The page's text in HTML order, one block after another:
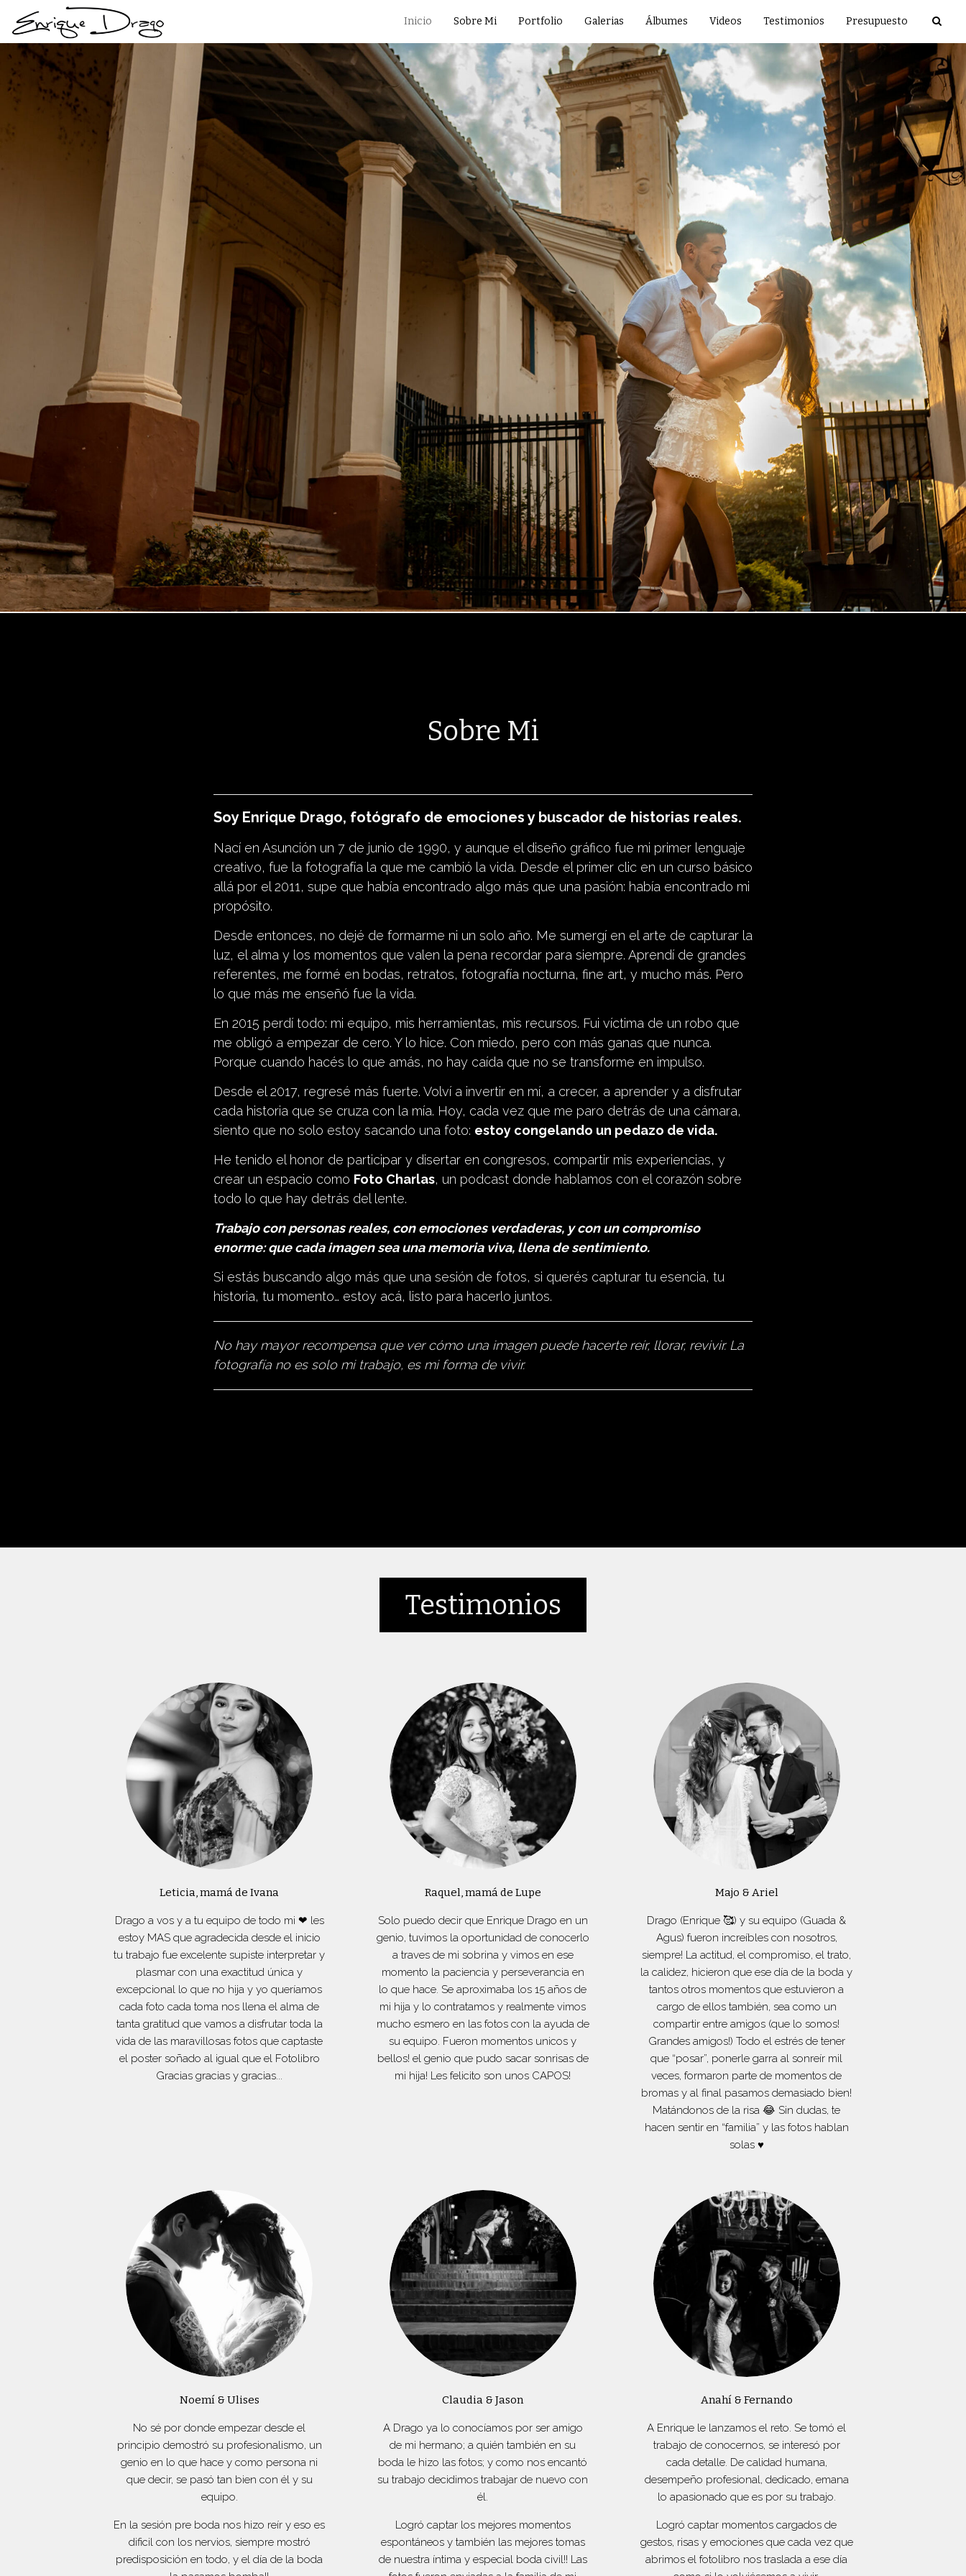
Inicio Sobre Mi Portfolio Galerias Álbumes Videos Testimonios Presupuesto
Sobre Mi
Soy Enrique Drago, fotógrafo de emociones y buscador de historias reales.
Nací en Asunción un 7 de junio de 1990, y aunque el diseño gráfico fue mi primer lenguaje
creativo, fue la fotografía la que me cambió la vida. Desde el primer clic en un curso básico
allá por el 2011, supe que había encontrado algo más que una pasión: había encontrado mi
propósito.
Desde entonces, no dejé de formarme ni un solo año. Me sumergí en el arte de capturar la
luz, el alma y los momentos que valen la pena recordar para siempre. Aprendí de grandes
referentes, me formé en bodas, retratos, fotografía nocturna, fine art, y mucho más. Pero
lo que más me enseñó fue la vida.
En 2015 perdí todo: mi equipo, mis herramientas, mis recursos. Fui víctima de un robo que
me obligó a empezar de cero. Y lo hice. Con miedo, pero con más ganas que nunca.
Porque cuando hacés lo que amás, no hay caída que no se transforme en impulso.
Desde el 2017, regresé más fuerte. Volví a invertir en mí, a crecer, a aprender y a disfrutar
cada historia que se cruza con la mía. Hoy, cada vez que me paro detrás de una cámara,
siento que no solo estoy sacando una foto: estoy congelando un pedazo de vida.
He tenido el honor de participar y disertar en congresos, compartir mis experiencias, y
crear un espacio como Foto Charlas, un podcast donde hablamos con el corazón sobre
todo lo que hay detrás del lente.
Trabajo con personas reales, con emociones verdaderas, y con un compromiso
enorme: que cada imagen sea una memoria viva, llena de sentimiento.
Si estás buscando algo más que una sesión de fotos, si querés capturar tu esencia, tu
historia, tu momento… estoy acá, listo para hacerlo juntos.
No hay mayor recompensa que ver cómo una imagen puede hacerte reír, llorar, revivir. La
fotografía no es solo mi trabajo, es mi forma de vivir.
Testimonios
Leticia, mamá de Ivana
Drago a vos y a tu equipo de todo mi ❤ les
estoy MAS que agradecida desde el inicio
tu trabajo fue excelente supiste interpretar y
plasmar con una exactitud única y
excepcional lo que no hija y yo queríamos
cada foto cada toma nos llena el alma de
tanta gratitud que vamos a disfrutar toda la
vida de las maravillosas fotos que captaste
el poster soñado al igual que el Fotolibro
Gracias gracias y gracias...
Raquel, mamá de Lupe
Solo puedo decir que Enrique Drago en un
genio, tuvimos la oportunidad de conocerlo
a traves de mi sobrina y vimos en ese
momento la paciencia y perseverancia en
lo que hace. Se aproximaba los 15 años de
mi hija y lo contratamos y realmente vimos
mucho esmero en las fotos con la ayuda de
su equipo. Fueron momentos unicos y
bellos! el genio que pudo sacar sonrisas de
mi hija! Les felicito son unos CAPOS!
Majo & Ariel
Drago (Enrique 🥰) y su equipo (Guada &
Agus) fueron increíbles con nosotros,
siempre! La actitud, el compromiso, el trato,
la calidez, hicieron que ese día de la boda y
tantos otros momentos que estuvieron a
cargo de ellos también, sea como un
compartir entre amigos (que lo somos!
Grandes amigos!) Todo el estrés de tener
que “posar”, ponerle garra al sonreír mil
veces, formaron parte de momentos de
bromas y al final pasamos demasiado bien!
Matándonos de la risa 😂 Sin dudas, te
hacen sentir en “familia” y las fotos hablan
solas ♥️
Noemí & Ulises
No sé por donde empezar desde el
principio demostró su profesionalismo, un
genio en lo que hace y como persona ni
que decir, se pasó tan bien con él y su
equipo.
En la sesión pre boda nos hizo reír y eso es
dificil con los nervios, siempre mostró
predisposición en todo, y el día de la boda
Claudia & Jason
A Drago ya lo conocíamos por ser amigo
de mi hermano; a quién también en su
boda le hizo las fotos; y como nos encantó
su trabajo decidimos trabajar de nuevo con
él.
Logró captar los mejores momentos
espontáneos y también las mejores tomas
de nuestra íntima y especial boda civil!! Las
Anahí & Fernando
A Enrique le lanzamos el reto. Se tomó el
trabajo de conocernos, se interesó por
cada detalle. De calidad humana,
desempeño profesional, dedicado, emana
lo apasionado que es por su trabajo.
Logró captar momentos cargados de
gestos, risas y emociones que cada vez que
abrimos el fotolibro nos traslada a ese día